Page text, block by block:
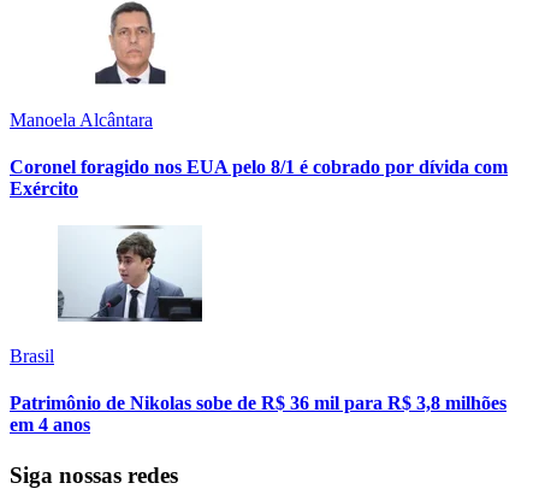
Manoela Alcântara
Coronel foragido nos EUA pelo 8/1 é cobrado por dívida com
Exército
Brasil
Patrimônio de Nikolas sobe de R$ 36 mil para R$ 3,8 milhões
em 4 anos
Siga nossas redes